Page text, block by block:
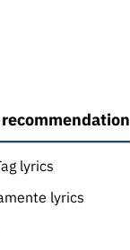
lyrics
lyrics